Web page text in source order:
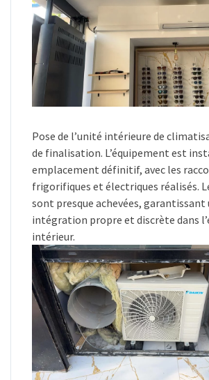
Pose de l’unité intérieure de
de finalisation. L’équipement est
emplacement définitif, avec les
frigorifiques et électriques réalisés.
sont presque achevées, garantissant
intégration propre et discrète dans
intérieur.